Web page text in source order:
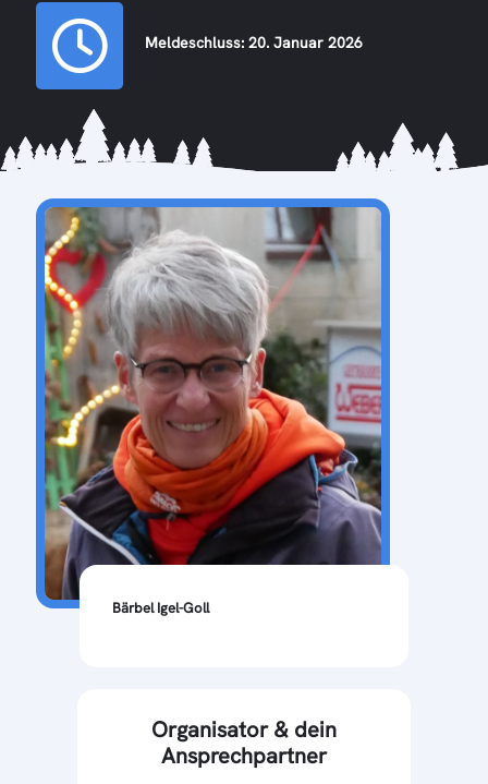
Meldeschluss: 20. Januar 2026
Bärbel Igel-Goll
Organisator & dein
Ansprechpartner